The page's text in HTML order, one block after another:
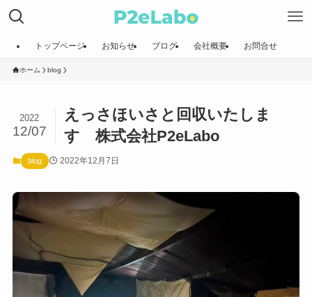
トップページ お知らせ ブログ 会社概要 お問合せ
ホーム blog
えっさほいさと回収いたしま
す 株式会社P2eLabo
2022
12/07
blog 2022年12月7日